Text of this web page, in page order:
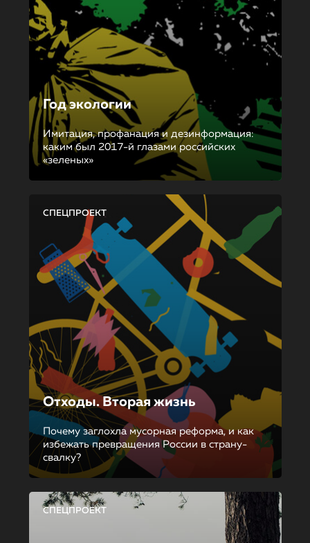
Год экологии
Имитация, профанация и дезинформация:
каким был 2017-й глазами российских
«зеленых»
СПЕЦПРОЕКТ
Отходы. Вторая жизнь
Почему заглохла мусорная реформа, и как
избежать превращения России в страну-
свалку?
СПЕЦПРОЕКТ